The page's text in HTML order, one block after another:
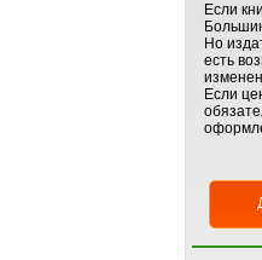
Если
Но
есть
Если